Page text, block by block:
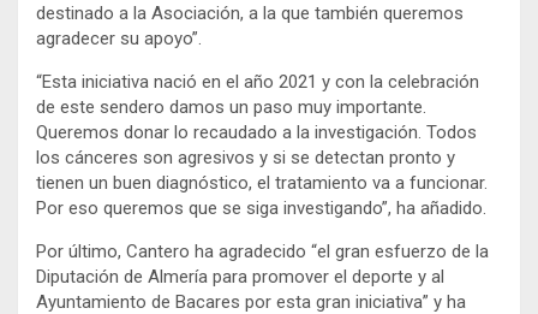
destinado a la Asociación, a la que también queremos
agradecer su apoyo”.
“Esta iniciativa nació en el año 2021 y con la celebración
de este sendero damos un paso muy importante.
Queremos donar lo recaudado a la investigación. Todos
los cánceres son agresivos y si se detectan pronto y
tienen un buen diagnóstico, el tratamiento va a funcionar.
Por eso queremos que se siga investigando”, ha añadido.
Por último, Cantero ha agradecido “el gran esfuerzo de la
Diputación de Almería para promover el deporte y al
Ayuntamiento de Bacares por esta gran iniciativa” y ha